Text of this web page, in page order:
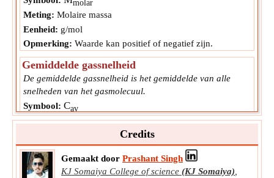
molar
Meting: Molaire massa
Eenheid: g/mol
Opmerking: Waarde kan positief of negatief zijn.
Gemiddelde gassnelheid
De gemiddelde gassnelheid is het gemiddelde van alle
snelheden van het gasmolecuul.
Symbool: Cav
Meting:Snelheid
Opmerking:
Waarde moet groter zijn dan 0.
Gasvolume voor 1D en 2D
Credits
Gemaakt door Prashant Singh
KJ Somaiya College of science (KJ Somaiya)